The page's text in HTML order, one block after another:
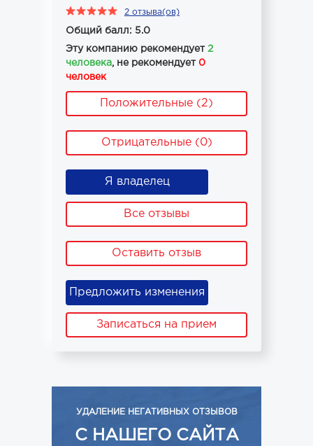
2 отзыва(ов)
Общий балл: 5.0
Эту компанию рекомендует 2
человека, не рекомендует 0
человек
Положительные (2)
Отрицательные (0)
Я владелец
Все отзывы
Оставить отзыв
Предложить изменения
Записаться на прием
УДАЛЕНИЕ НЕГАТИВНЫХ ОТЗЫВОВ
С НАШЕГО САЙТА